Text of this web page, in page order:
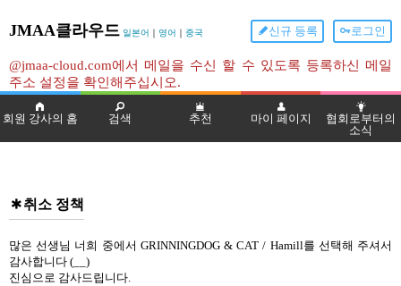
JMAA클라우드 일본어 ｜ 영어 ｜ 중국 로그인
신규 등록
@jmaa-cloud.com에서 메일을 수신 할 수 있도록 등록하신 메일
주소 설정을 확인해주십시오.
회원 강사의 홈 검색 추천 마이 페이지
협회로부터의
소식
취소 정책
많은 선생님 너희 중에서 GRINNINGDOG & CAT / Hamill를 선택해 주셔서
감사합니다 (__)
진심으로 감사드립니다.